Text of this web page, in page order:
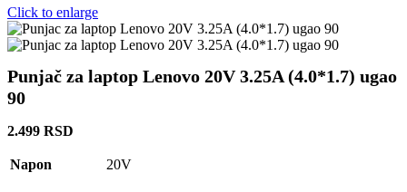
Click to enlarge
Punjač za laptop Lenovo 20V 3.25A (4.0*1.7) ugao
90
2.499 RSD
Napon 20V